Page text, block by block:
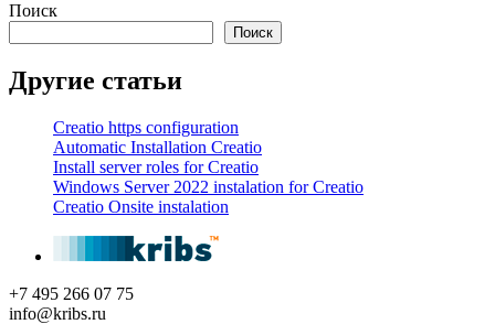
Поиск
Поиск
Другие статьи
Creatio https configuration
Automatic Installation Creatio
Install server roles for Creatio
Windows Server 2022 instalation for Creatio
Creatio Onsite instalation
+7 495 266 07 75
info@kribs.ru